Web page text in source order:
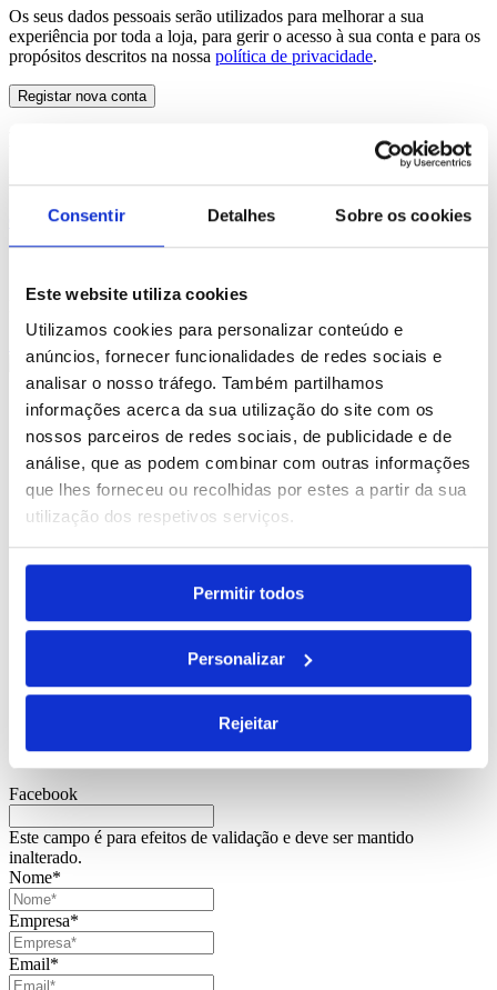
Consentir Detalhes Sobre os cookies
Este website utiliza cookies
Utilizamos cookies para personalizar conteúdo e
anúncios, fornecer funcionalidades de redes sociais e
analisar o nosso tráfego. Também partilhamos
informações acerca da sua utilização do site com os
nossos parceiros de redes sociais, de publicidade e de
análise, que as podem combinar com outras informações
que lhes forneceu ou recolhidas por estes a partir da sua
utilização dos respetivos serviços.
Permitir todos
Personalizar
Rejeitar
Os seus dados pessoais serão utilizados para melhorar a sua
experiência por toda a loja, para gerir o acesso à sua conta e para os
propósitos descritos na nossa política de privacidade.
Registar nova conta
Precisa de um orçamento personalizado?
Estamos ao dispor para responder aos seus pedidos.
Orçamento
Preencha o formulário e receba todas as nossas novidades.
Ajuda
Personalizações
FAQs
Devoluções & Resolução do Contrato
Livro de Reclamações
Resolução de Litígios Online
Sobre
Brindibérica
Blog
A Minha Conta
Os Meus Orçamentos
Subscreva a nossa newsletter
" indica campos obrigatórios
Facebook
Este campo é para efeitos de validação e deve ser mantido
inalterado.
Nome*
Empresa*
Email*